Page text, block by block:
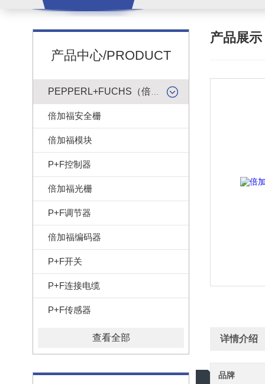
产品中心/PRODUCT
倍加福安全栅
倍加福模块
P+F控制器
倍加福光栅
P+F调节器
倍加福编码器
P+F开关
P+F连接电缆
P+F传感器
查看全部
产品展示
详情介绍
品牌